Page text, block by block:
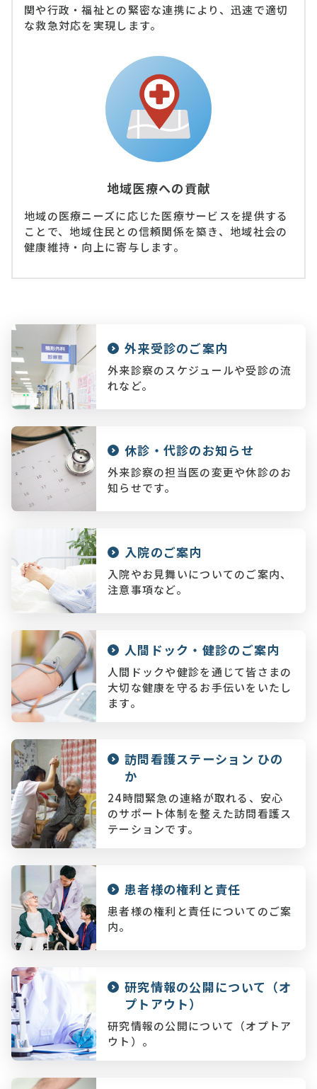
関や行政・福祉との緊密な連携により、迅速で適切
な救急対応を実現します。
地域医療への貢献
地域の医療ニーズに応じた医療サービスを提供する
ことで、地域住民との信頼関係を築き、地域社会の
健康維持・向上に寄与します。
外来受診のご案内
外来診察のスケジュールや受診の流
れなど。
休診・代診のお知らせ
外来診察の担当医の変更や休診のお
知らせです。
入院のご案内
入院やお見舞いについてのご案内、
注意事項など。
人間ドック・健診のご案内
人間ドックや健診を通じて皆さまの
大切な健康を守るお手伝いをいたし
ます。
訪問看護ステーション ひの
か
24時間緊急の連絡が取れる、安心
のサポート体制を整えた訪問看護ス
テーションです。
患者様の権利と責任
患者様の権利と責任についてのご案
内。
研究情報の公開について（オ
プトアウト）
研究情報の公開について（オプトア
ウト）。